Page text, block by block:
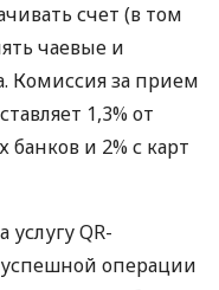
счет (в том
чаевые и
Комиссия за прием
1,3% от
и 2% с карт
услугу QR-
успешной операции